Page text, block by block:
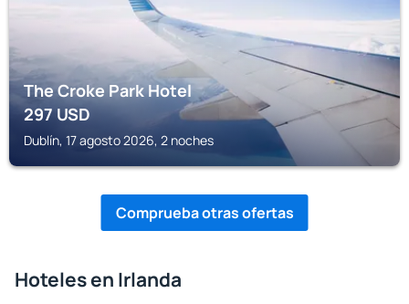
The Croke Park Hotel
297USD
Dublín, 17 agosto 2026, 2 noches
Comprueba otras ofertas
Hoteles en Irlanda